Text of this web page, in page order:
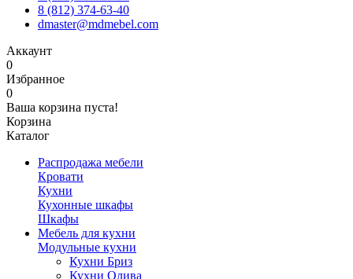
8 (812) 374-63-40
dmaster@mdmebel.com
Аккаунт
0
Избранное
0
Ваша корзина пуста!
Корзина
Каталог
Распродажа мебели
Кровати
Кухни
Кухонные шкафы
Шкафы
Мебель для кухни
Модульные кухни
Кухни Бриз
Кухни Олива